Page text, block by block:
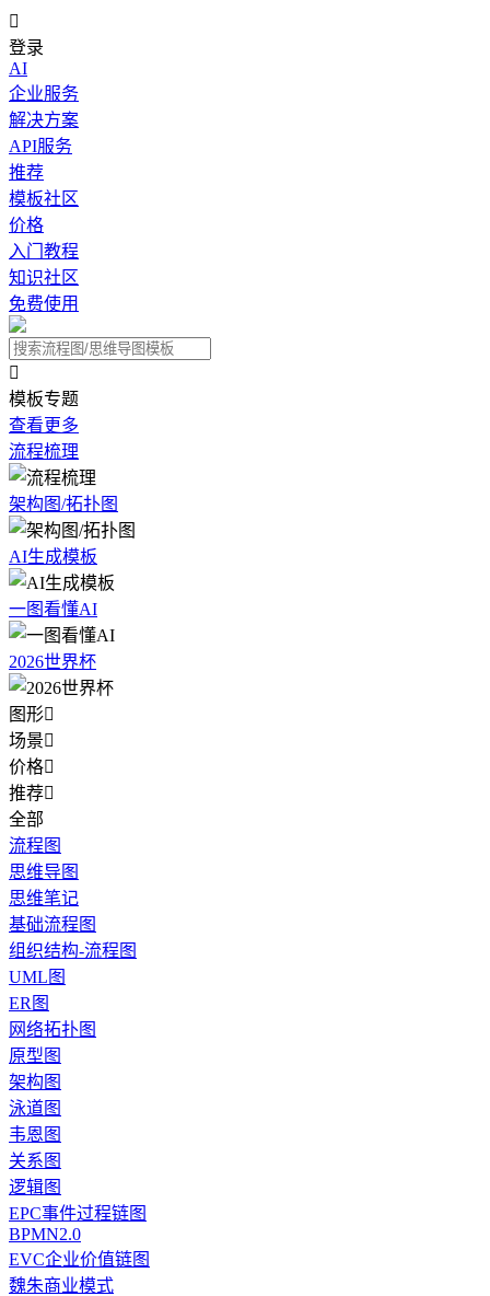

登录
AI
企业服务
解决方案
API服务
推荐
模板社区
价格
入门教程
知识社区
免费使用

模板专题
查看更多
流程梳理
架构图/拓扑图
AI生成模板
一图看懂AI
2026世界杯
图形
场景
价格
推荐
全部
流程图
思维导图
思维笔记
基础流程图
组织结构-流程图
UML图
ER图
网络拓扑图
原型图
架构图
泳道图
韦恩图
关系图
逻辑图
EPC事件过程链图
BPMN2.0
EVC企业价值链图
魏朱商业模式